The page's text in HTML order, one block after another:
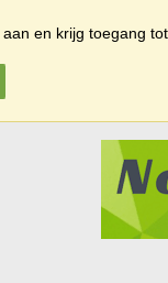
aan en krijg toegang